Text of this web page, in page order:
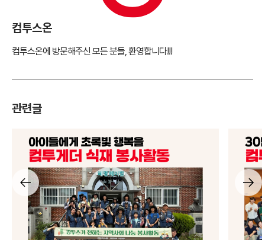
컴투스온
컴투스온에 방문해주신 모든 분들, 환영합니다!!!
관련글